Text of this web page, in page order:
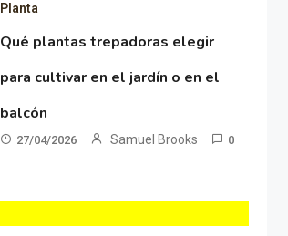
Planta
Qué plantas trepadoras elegir
para cultivar en el jardín o en el
balcón
27/04/2026 Samuel Brooks 0